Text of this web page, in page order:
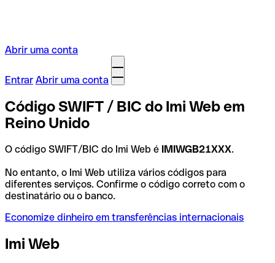
Abrir uma conta
Entrar Abrir uma conta
Código SWIFT / BIC do Imi Web em
Reino Unido
O código SWIFT/BIC do Imi Web é IMIWGB21XXX.
No entanto, o Imi Web utiliza vários códigos para
diferentes serviços. Confirme o código correto com o
destinatário ou o banco.
Economize dinheiro em transferências internacionais
Imi Web